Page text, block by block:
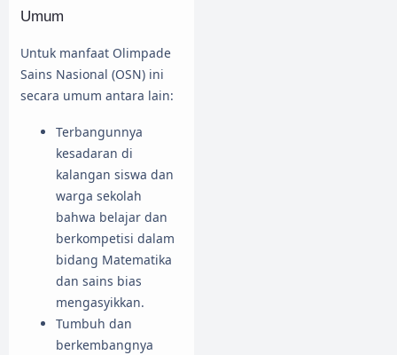
Umum
Untuk manfaat Olimpade
Sains Nasional (OSN) ini
secara umum antara lain:
Terbangunnya
kesadaran di
kalangan siswa dan
warga sekolah
bahwa belajar dan
berkompetisi dalam
bidang Matematika
dan sains bias
mengasyikkan.
Tumbuh dan
berkembangnya